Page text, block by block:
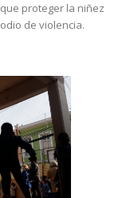
proteger la niñez
de violencia.